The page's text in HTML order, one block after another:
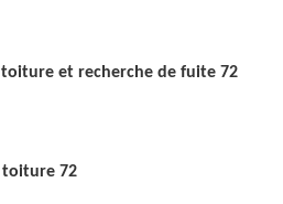
et recherche de fuite 72
toiture 72